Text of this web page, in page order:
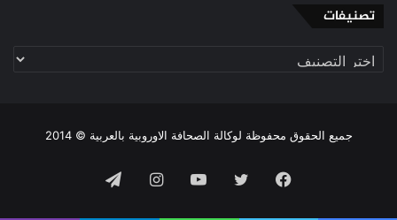
تصنيفات
تصنيفات
جميع الحقوق محفوظة لوكالة الصحافة الاوروبية بالعربية © 2014
فيسبوك تويتر يوتيوبانستقرامتيلقرام